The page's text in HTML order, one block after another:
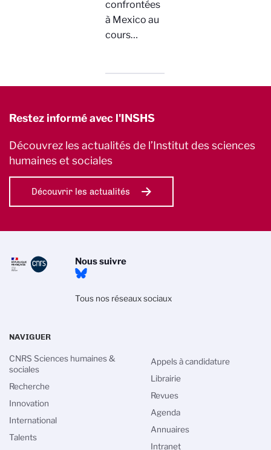
confrontées
à Mexico au
cours…
Restez informé avec l'INSHS
Découvrez les actualités de l’Institut des sciences
humaines et sociales
Découvrir les actualités
Nous suivre
Tous nos réseaux sociaux
NAVIGUER
CNRS Sciences humaines &
sociales
Recherche
Innovation
International
Talents
Appels à candidature
Librairie
Revues
Agenda
Annuaires
Intranet